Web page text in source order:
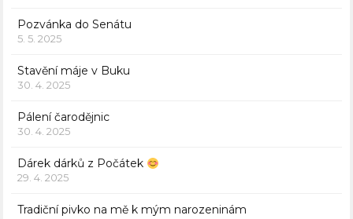
Pozvánka do Senátu
5. 5. 2025
Stavění máje v Buku
30. 4. 2025
Pálení čarodějnic
30. 4. 2025
Dárek dárků z Počátek
29. 4. 2025
Tradiční pivko na mě k mým narozeninám